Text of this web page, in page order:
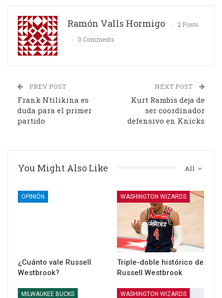
Ramón Valls Hormigo
2 Posts
0 Comments
PREV POST
Frank Ntilikina es
duda para el primer
partido
NEXT POST
Kurt Rambis deja de
ser coordinador
defensivo en Knicks
All
You Might Also Like
OPINIÓN
¿Cuánto vale Russell
Westbrook?
WASHINGTON WIZARDS
Triple-doble histórico de
Russell Westbrook
MILWAUKEE BUCKS WASHINGTON WIZARDS